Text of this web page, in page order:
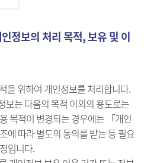
정보의 처리 목적, 보유 및 이
을 위하여 개인정보를 처리합니다.
보는 다음의 목적 이외의 용도로는
목적이 변경되는 경우에는 「개인
에 따라 별도의 동의를 받는 등 필요
입니다.